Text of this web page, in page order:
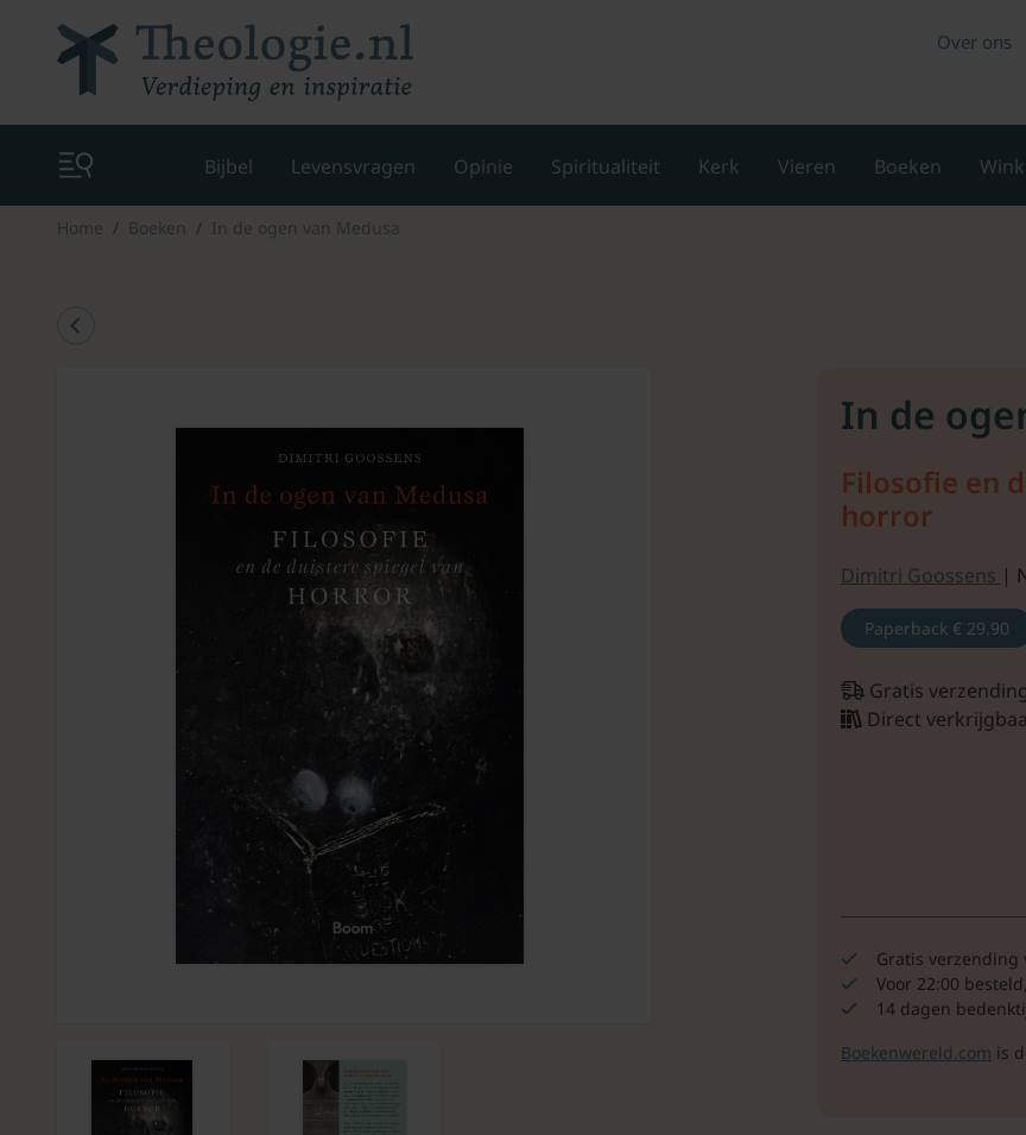
Over ons
Bijbel Levensvragen Opinie Spiritualiteit Kerk Vieren Boeken
Home Boeken In de ogen van Medusa
In de
Filosofie en
horror
Dimitri Goossens |
Paperback € 29.90
Gratis verzending
Direct
Gratis verzending
Voor 22:00
14 dagen
Boekenwereld.com is